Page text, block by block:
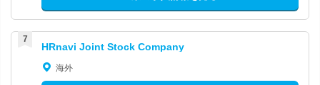
HRnavi Joint Stock Company
海外